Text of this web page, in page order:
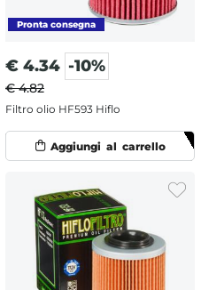
€ 4.34 -10%
€ 4.82
Filtro olio HF593 Hiflo